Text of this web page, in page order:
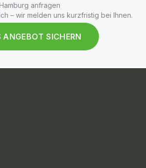
anfragen
– wir melden uns kurzfristig bei Ihnen.
ANGEBOT SICHERN